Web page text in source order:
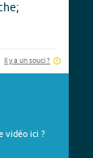
Il y a un souci ?
vidéo ici ?